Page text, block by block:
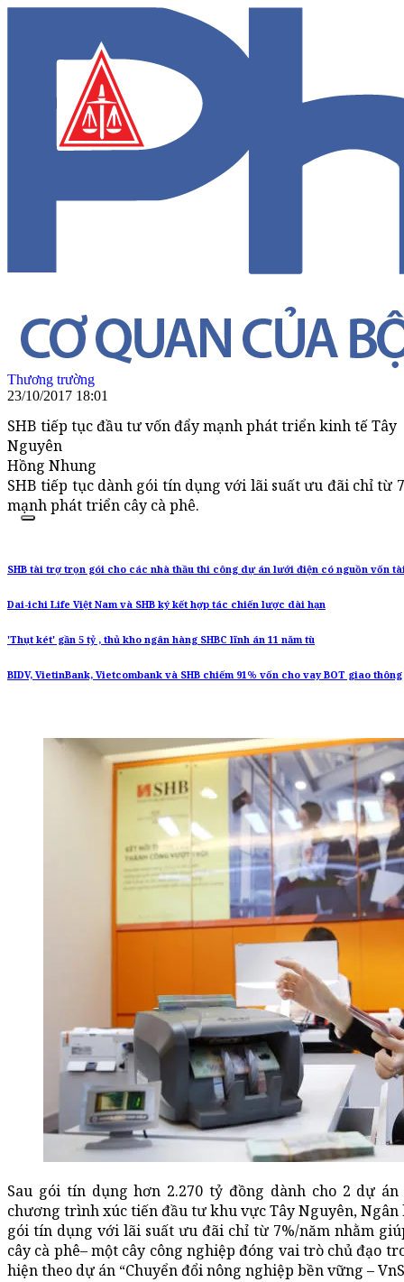
Thương trường
23/10/2017 18:01
SHB tiếp tục đầu tư vốn đẩy mạnh phát triển kinh tế Tây
Nguyên
Hồng Nhung
SHB tiếp tục dành gói tín dụng với lãi suất ưu đãi chỉ từ
mạnh phát triển cây cà phê.
SHB tài trợ trọn gói cho các nhà thầu thi công dự án lưới điện có nguồn vốn
Dai-ichi Life Việt Nam và SHB ký kết hợp tác chiến lược dài hạn
'Thụt két' gần 5 tỷ , thủ kho ngân hàng SHBC lĩnh án 11 năm tù
BIDV, VietinBank, Vietcombank và SHB chiếm 91% vốn cho vay BOT giao thông
Sau gói tín dụng hơn 2.270 tỷ đồng dành cho 2 dự
chương trình xúc tiến đầu tư khu vực Tây Nguyên, Ngân
gói tín dụng với lãi suất ưu đãi chỉ từ 7%/năm nhằm
cây cà phê– một cây công nghiệp đóng vai trò chủ đạo
hiện theo dự án “Chuyển đổi nông nghiệp bền vững –